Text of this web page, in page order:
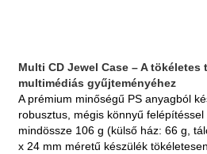
Multi CD Jewel Case – A tökéletes
multimédiás gyűjteményéhez
A prémium minőségű PS anyagból
robusztus, mégis könnyű
mindössze 106 g (külső ház: 66 g,
x 24 mm méretű készülék